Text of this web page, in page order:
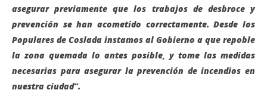
asegurar previamente que los trabajos de desbroce y
prevención se han acometido correctamente. Desde los
Populares de Coslada instamos al Gobierno a que repoble
la zona quemada lo antes posible, y tome las medidas
necesarias para asegurar la prevención de incendios en
nuestra ciudad”.